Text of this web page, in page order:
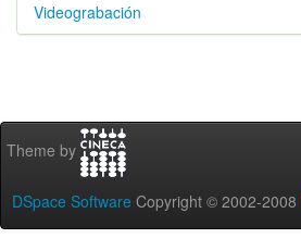
Videograbación
Theme by
DSpace Software Copyright © 2002-2008